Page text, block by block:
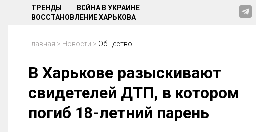
ТРЕНДЫ
ВОЙНА В УКРАИНЕ
ВОССТАНОВЛЕНИЕ ХАРЬКОВА
Главная > Новости > Общество
В Харькове разыскивают
свидетелей ДТП, в котором
погиб 18-летний парень